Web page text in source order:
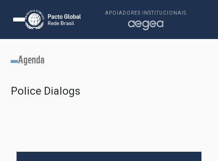
APOIADORES INSTITUCIONAIS
Agenda
Police Dialogs